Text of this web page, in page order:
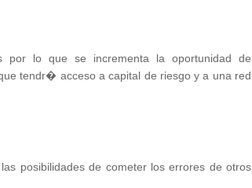
lo que se incrementa la oportunidad de
tendr� acceso a capital de riesgo y a una red
posibilidades de cometer los errores de otros